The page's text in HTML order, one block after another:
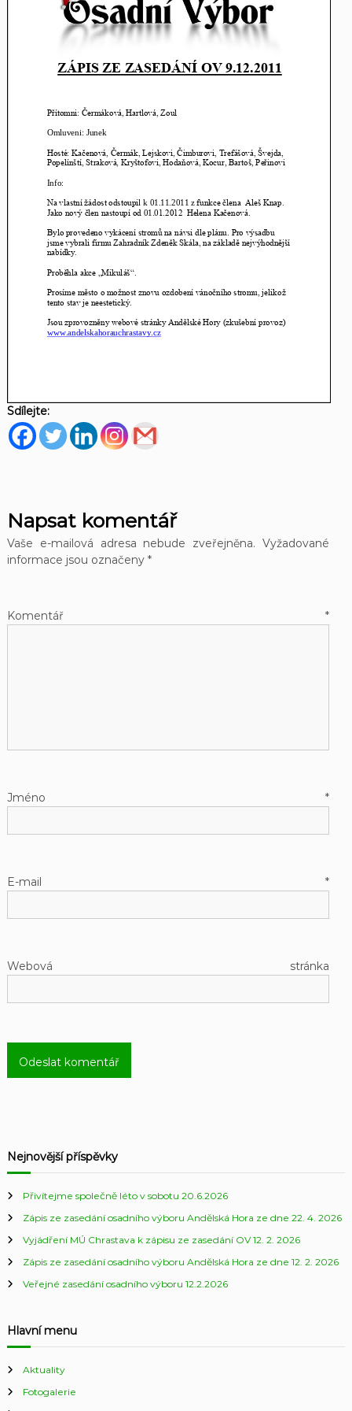
Sdílejte:
Napsat komentář
Vaše e-mailová adresa nebude zveřejněna. Vyžadované
informace jsou označeny *
Komentář*
Jméno*
E-mail*
Webová stránka
Nejnovější příspěvky
Přivítejme společně léto v sobotu 20.6.2026
Zápis ze zasedání osadního výboru Andělská Hora ze dne 22. 4. 2026
Vyjádření MÚ Chrastava k zápisu ze zasedání OV 12. 2. 2026
Zápis ze zasedání osadního výboru Andělská Hora ze dne 12. 2. 2026
Veřejné zasedání osadního výboru 12.2.2026
Hlavní menu
Aktuality
Fotogalerie